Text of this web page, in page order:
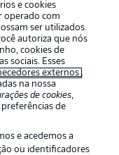
de visualização
e cookies
operado com
ser utilizados.
autoriza que nós
cookies de
sociais. Esses
externos .
na nossa
de cookies,
de
e acedemos a
ou identificadores